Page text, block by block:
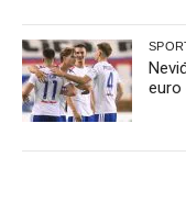
euro